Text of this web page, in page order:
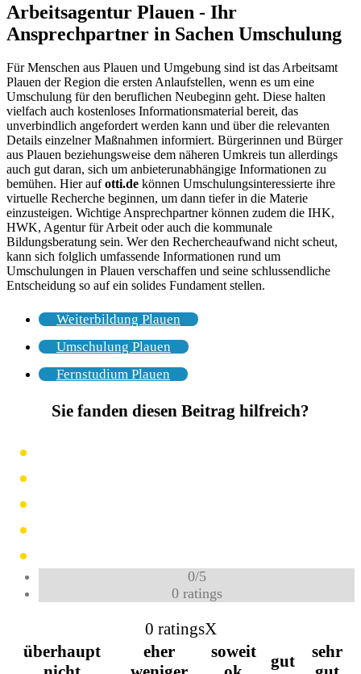
Arbeitsagentur Plauen - Ihr
Ansprechpartner in Sachen Umschulung
Für Menschen aus Plauen und Umgebung sind ist das Arbeitsamt
Plauen der Region die ersten Anlaufstellen, wenn es um eine
Umschulung für den beruflichen Neubeginn geht. Diese halten
vielfach auch kostenloses Informationsmaterial bereit, das
unverbindlich angefordert werden kann und über die relevanten
Details einzelner Maßnahmen informiert. Bürgerinnen und Bürger
aus Plauen beziehungsweise dem näheren Umkreis tun allerdings
auch gut daran, sich um anbieterunabhängige Informationen zu
bemühen. Hier aufotti.de können Umschulungsinteressierte ihre
virtuelle Recherche beginnen, um dann tiefer in die Materie
einzusteigen. Wichtige Ansprechpartner können zudem die IHK,
HWK, Agentur für Arbeit oder auch die kommunale
Bildungsberatung sein. Wer den Rechercheaufwand nicht scheut,
kann sich folglich umfassende Informationen rund um
Umschulungen in Plauen verschaffen und seine schlussendliche
Entscheidung so auf ein solides Fundament stellen.
Weiterbildung Plauen
Umschulung Plauen
Fernstudium Plauen
Sie fanden diesen Beitrag hilfreich?
0/5
0ratings
0 ratingsX
überhaupt
eher
soweit
gut
sehr